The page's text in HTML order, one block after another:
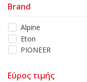
Brand
Alpine
Eton
PIONEER
Εύρος τιμής